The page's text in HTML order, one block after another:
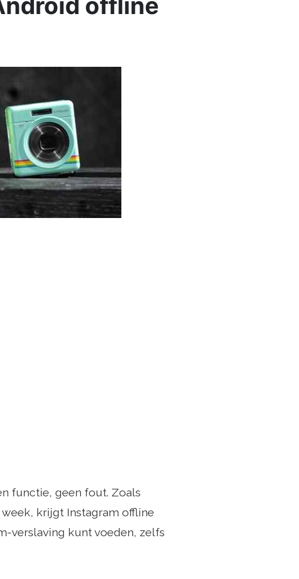
functie, geen fout. Zoals
krijgt Instagram offline
verslaving kunt voeden, zelfs